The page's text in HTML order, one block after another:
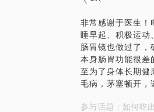
非常感谢于医生！
睡早起、积极运动
肠胃镜也做过了
本身肠胃功能很差
至为了身体长期健
毛病，茅塞顿开，
参与话题：如何吃